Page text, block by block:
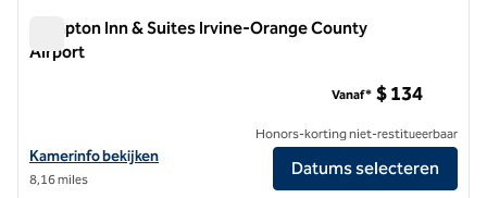
Hampton Inn & Suites Irvine-Orange County
Airport
Bekijk hoteldetails voor Hampton Inn & Suites Irvine-Orange
Kamerinfo bekijken
8,16 miles
Vanaf* $ 134
Honors-korting niet-restitueerbaar
Datums selecteren